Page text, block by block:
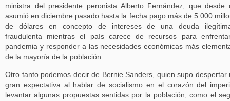
ministra del presidente peronista Alberto Fernández, que desde
asumió en diciembre pasado hasta la fecha pago más de 5.000
de dólares en concepto de intereses de una deuda
fraudulenta mientras el país carece de recursos para
pandemia y responder a las necesidades económicas más
de la mayoría de la población.
Otro tanto podemos decir de Bernie Sanders, quien supo despertar
gran expectativa al hablar de socialismo en el corazón del
levantar algunas propuestas sentidas por la población, como el